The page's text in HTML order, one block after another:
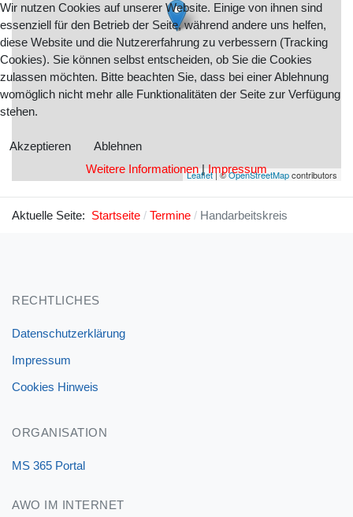
Leaflet| ©OpenStreetMapcontributors
Aktuelle Seite: Startseite Termine Handarbeitskreis
RECHTLICHES
Datenschutzerklärung
Impressum
Cookies Hinweis
ORGANISATION
MS 365 Portal
AWO IM INTERNET
Wir nutzen Cookies auf unserer Website. Einige von ihnen sind
essenziell für den Betrieb der Seite, während andere uns helfen,
diese Website und die Nutzererfahrung zu verbessern (Tracking
Cookies). Sie können selbst entscheiden, ob Sie die Cookies
zulassen möchten. Bitte beachten Sie, dass bei einer Ablehnung
womöglich nicht mehr alle Funktionalitäten der Seite zur Verfügung
stehen.
Akzeptieren
Ablehnen
Weitere Informationen|Impressum